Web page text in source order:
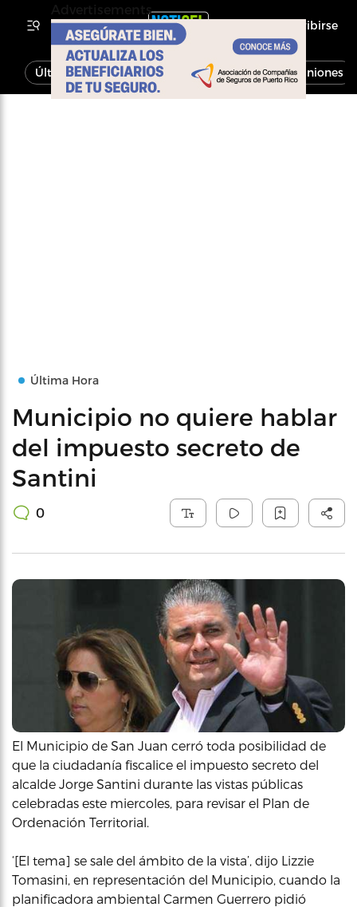
Inscribirse
Última Hora Noticias Economía Opiniones
Última Hora
Municipio no quiere hablar
del impuesto secreto de
Santini
0
El Municipio de San Juan cerró toda posibilidad de
que la ciudadanía fiscalice el impuesto secreto del
alcalde Jorge Santini durante las vistas públicas
celebradas este miercoles, para revisar el Plan de
Ordenación Territorial.
‘[El tema] se sale del ámbito de la vista’, dijo Lizzie
Tomasini, en representación del Municipio, cuando la
planificadora ambiental Carmen Guerrero pidió
Advertisements